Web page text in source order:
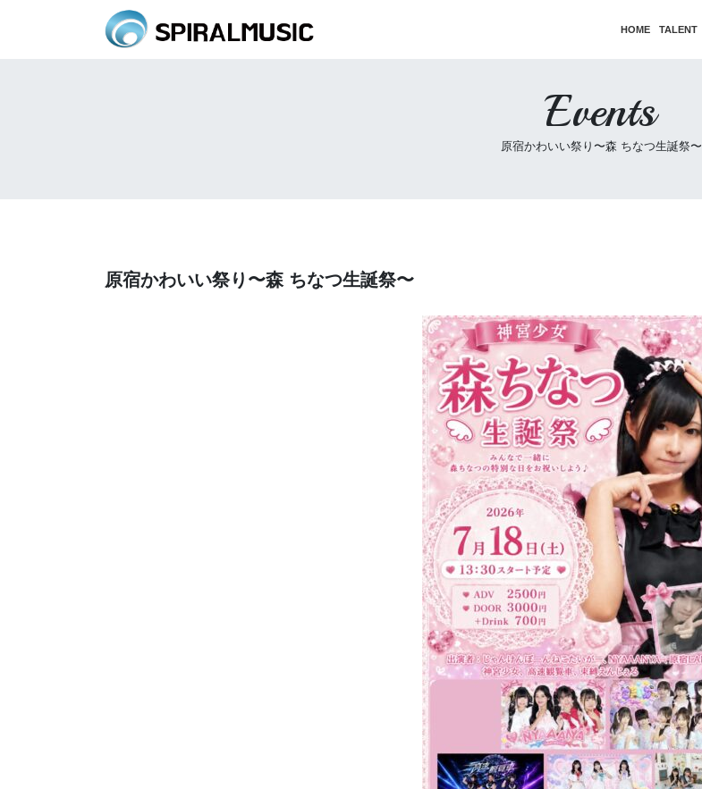
HOME TALENT
Events
原宿かわいい祭り〜森 ちなつ生誕祭〜
原宿かわいい祭り〜森 ちなつ生誕祭〜